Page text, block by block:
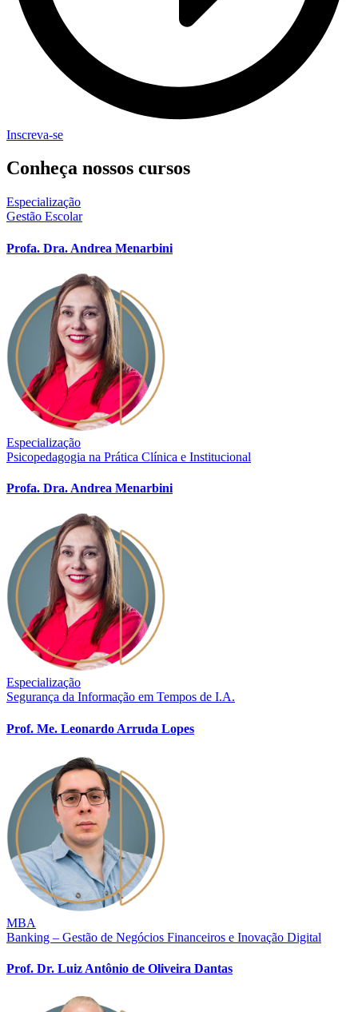
Inscreva-se
Conheça nossos cursos
Especialização
Gestão Escolar
Profa. Dra. Andrea Menarbini
Especialização
Psicopedagogia na Prática Clínica e Institucional
Profa. Dra. Andrea Menarbini
Especialização
Segurança da Informação em Tempos de I.A.
Prof. Me. Leonardo Arruda Lopes
MBA
Banking – Gestão de Negócios Financeiros e Inovação Digital
Prof. Dr. Luiz Antônio de Oliveira Dantas